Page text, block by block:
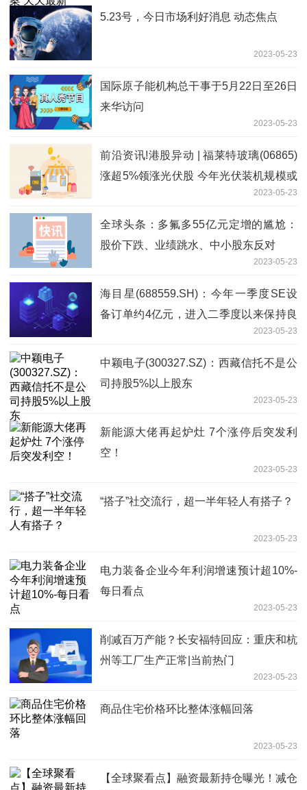
5.23号，今日市场利好消息 动态焦点
2023-05-23
国际原子能机构总干事于5月22日至26日
来华访问
2023-05-23
前沿资讯!港股异动 | 福莱特玻璃(06865)
涨超5%领涨光伏股 今年光伏装机规模或
2023-05-23
全球头条：多氟多55亿元定增的尴尬：
股价下跌、业绩跳水、中小股东反对
2023-05-23
海目星(688559.SH)：今年一季度SE设
备订单约4亿元，进入二季度以来保持良
2023-05-23
中颖电子(300327.SZ)：西藏信托不是公
司持股5%以上股东
2023-05-23
新能源大佬再起炉灶 7个涨停后突发利
空！
2023-05-23
“搭子”社交流行，超一半年轻人有搭子？
2023-05-23
电力装备企业今年利润增速预计超10%-
每日看点
2023-05-23
削减百万产能？长安福特回应：重庆和杭
州等工厂生产正常|当前热门
2023-05-23
商品住宅价格环比整体涨幅回落
2023-05-23
【全球聚看点】融资最新持仓曝光！减仓